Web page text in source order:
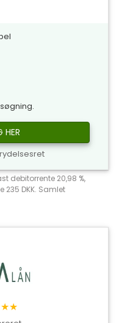
HER
debitorrente 20,98 %,
235 DKK. Samlet